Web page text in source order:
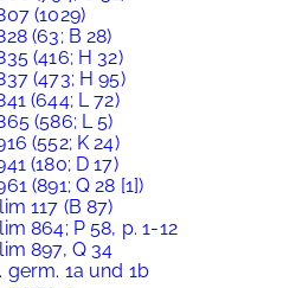
(1029)
(63; B 28)
(416; H 32)
(473; H 95)
(644; L 72)
(586; L 5)
(552; K 24)
(180; D 17)
(891; Q 28 [1])
117 (B 87)
864; P 58, p. 1-12
897, Q 34
germ. 1a und 1b